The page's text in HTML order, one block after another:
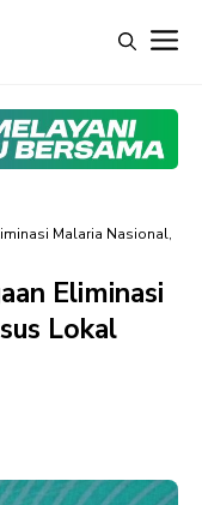
Malaria Nasional,
Eliminasi
Lokal